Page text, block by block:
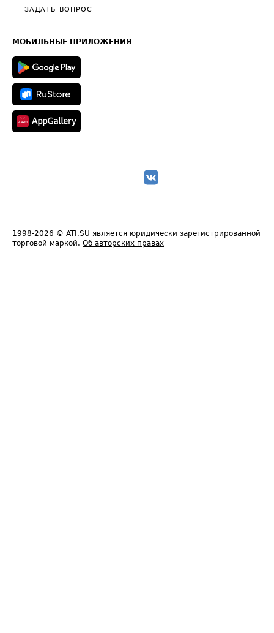
Общие положения
Полезное по перевозкам
Техническая информация
ЗАДАТЬ ВОПРОС
МОБИЛЬНЫЕ ПРИЛОЖЕНИЯ
1998-2026 © ATI.SU является юридически зарегистрированной
торговой маркой. Об авторских правах